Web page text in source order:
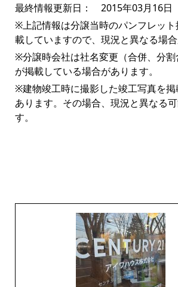
最終情報更新日： 2015年03月16日
※上記情報は分譲当時のパンフレッ
載していますので、現況と異なる場合
※分譲時会社は社名変更（合併、分割
が掲載している場合があります。
※建物竣工時に撮影した竣工写真を
あります。その場合、現況と異なる
す。